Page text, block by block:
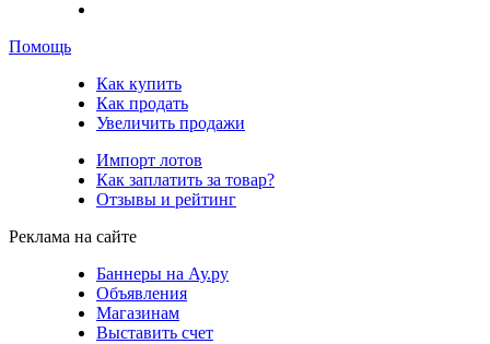
Помощь
Как купить
Как продать
Увеличить продажи
Импорт лотов
Как заплатить за товар?
Отзывы и рейтинг
Реклама на сайте
Баннеры на Ау.ру
Объявления
Магазинам
Выставить счет